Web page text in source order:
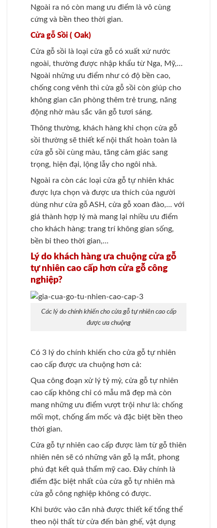
Ngoài ra nó còn mang ưu điểm là vô cùng
cứng và bền theo thời gian.
Cửa gỗ Sồi ( Oak)
Cửa gỗ sồi là loại cửa gỗ có xuất xứ nước
ngoài, thường được nhập khẩu từ Nga, Mỹ,…
Ngoài những ưu điểm như có độ bền cao,
chống cong vênh thì cửa gỗ sồi còn giúp cho
không gian căn phòng thêm trẻ trung, năng
động nhờ màu sắc vân gỗ tươi sáng.
Thông thường, khách hàng khi chọn cửa gỗ
sồi thường sẽ thiết kế nội thất hoàn toàn là
cửa gỗ sồi cùng màu, tăng cảm giác sang
trọng, hiện đại, lộng lẫy cho ngôi nhà.
Ngoài ra còn các loại cửa gỗ tự nhiên khác
được lựa chọn và được ưa thích của người
dùng như cửa gỗ ASH, cửa gỗ xoan đào,… với
giá thành hợp lý mà mang lại nhiều ưu điểm
cho khách hàng: trang trí không gian sống,
bền bỉ theo thời gian,…
Lý do khách hàng ưa chuộng cửa gỗ
tự nhiên cao cấp hơn cửa gỗ công
nghiệp?
Các lý do chính khiến cho cửa gỗ tự nhiên cao cấp
được ưa chuộng
Có 3 lý do chính khiến cho cửa gỗ tự nhiên
cao cấp được ưa chuộng hơn cả:
Qua công đoạn xử lý tỷ mỷ, cửa gỗ tự nhiên
cao cấp không chỉ có mẫu mã đẹp mà còn
mang những ưu điểm vượt trội như là: chống
mối mọt, chống ẩm mốc và đặc biệt bền theo
thời gian.
Cửa gỗ tự nhiên cao cấp được làm từ gỗ thiên
nhiên nên sẽ có những vân gỗ lạ mắt, phong
phú đạt kết quả thẩm mỹ cao. Đây chính là
điểm đặc biệt nhất của cửa gỗ tự nhiên mà
cửa gỗ công nghiệp không có được.
Khi bước vào căn nhà được thiết kế tổng thể
theo nội thất từ cửa đến bàn ghế, vật dụng